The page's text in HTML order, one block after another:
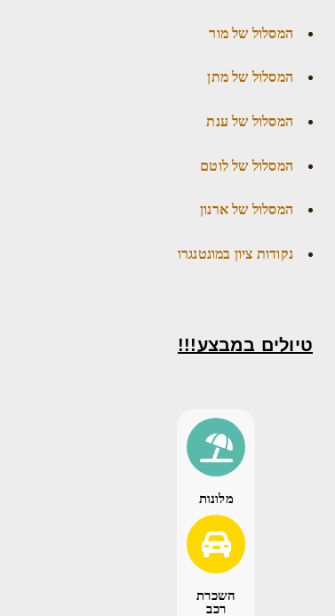
המסלול של מור
המסלול של מתן
המסלול של ענת
המסלול של לוטם
המסלול של ארנון
נקודות ציון במונטנגרו
טיולים במבצע!!!
מלונות
השכרת
רכב